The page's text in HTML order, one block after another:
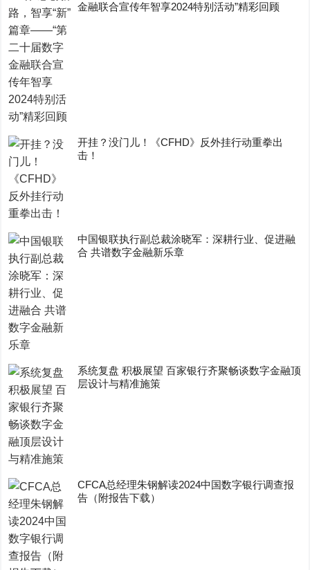
金融联合宣传年智享2024特别活动”精彩回顾
开挂？没门儿！《CFHD》反外挂行动重拳出
击！
中国银联执行副总裁涂晓军：深耕行业、促进融
合 共谱数字金融新乐章
系统复盘 积极展望 百家银行齐聚畅谈数字金融顶
层设计与精准施策
CFCA总经理朱钢解读2024中国数字银行调查报
告（附报告下载）